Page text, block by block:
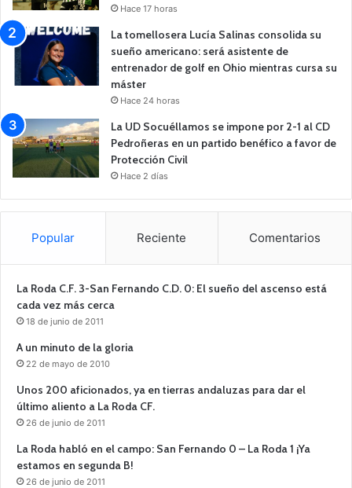
Hace 17 horas
La tomellosera Lucía Salinas consolida su
sueño americano: será asistente de
entrenador de golf en Ohio mientras cursa su
máster
Hace 24 horas
La UD Socuéllamos se impone por 2-1 al CD
Pedroñeras en un partido benéfico a favor de
Protección Civil
Hace 2 días
Popular Reciente Comentarios
La Roda C.F. 3-San Fernando C.D. 0: El sueño del ascenso está
cada vez más cerca
18 de junio de 2011
A un minuto de la gloria
22 de mayo de 2010
Unos 200 aficionados, ya en tierras andaluzas para dar el
último aliento a La Roda CF.
26 de junio de 2011
La Roda habló en el campo: San Fernando 0 – La Roda 1 ¡Ya
estamos en segunda B!
26 de junio de 2011